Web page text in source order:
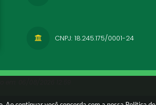
CNPJ: 18.245.175/0001-24